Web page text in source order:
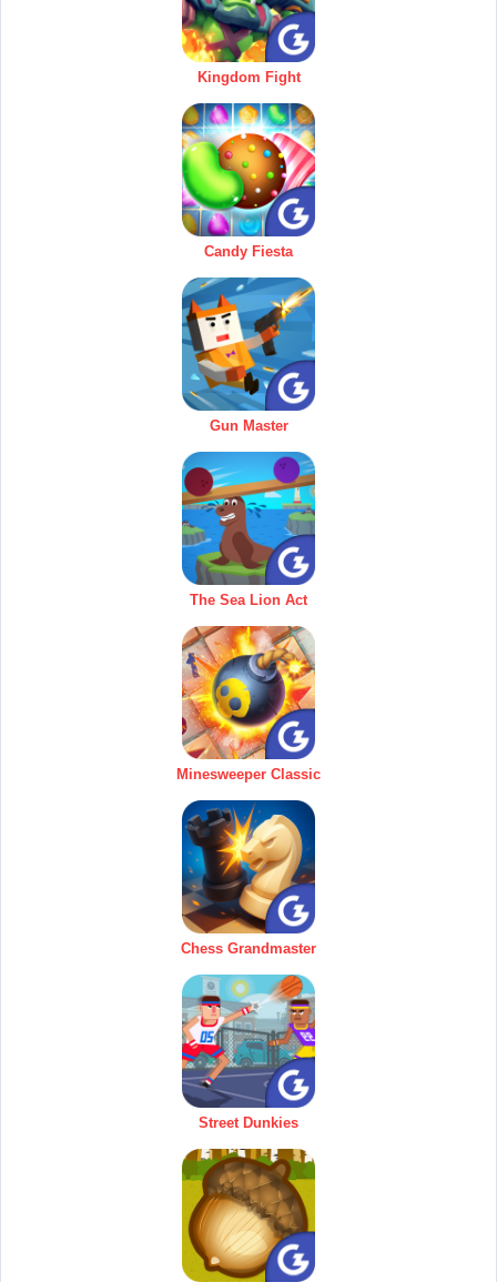
Kingdom Fight
Candy Fiesta
Gun Master
The Sea Lion Act
Minesweeper Classic
Chess Grandmaster
Street Dunkies